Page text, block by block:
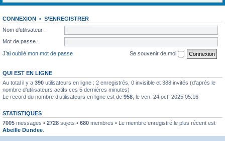
CONNEXION • S’ENREGISTRER
Nom d’utilisateur :
Mot de passe :
J’ai oublié mon mot de passe
Se souvenir de moi
QUI EST EN LIGNE
Au total il y a 390 utilisateurs en ligne : 2 enregistrés, 0 invisible et 388 invités (d’après le
nombre d’utilisateurs actifs ces 5 dernières minutes)
Le record du nombre d’utilisateurs en ligne est de 958 , le ven. 24 oct. 2025 05:16
STATISTIQUES
7005 messages • 2728 sujets • 680 membres • Le membre enregistré le plus récent est
Abeille Dundee